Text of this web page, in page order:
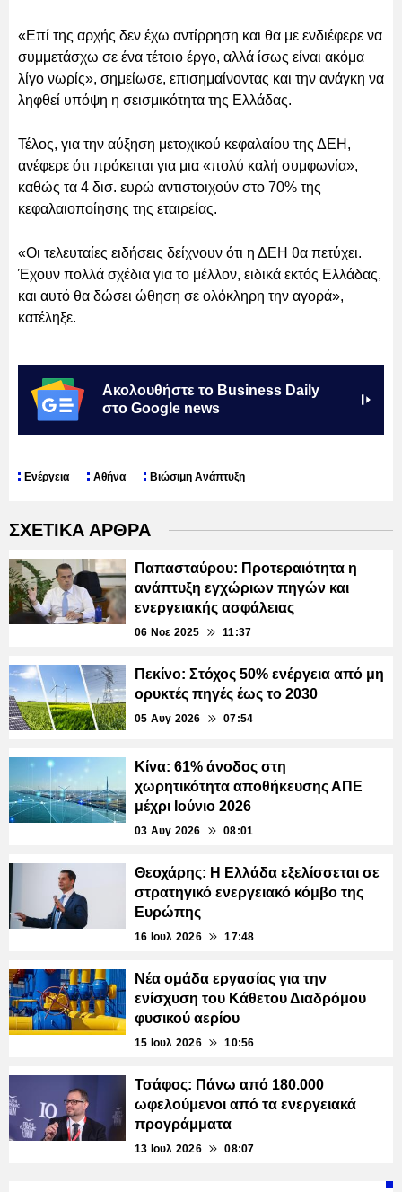
«Επί της αρχής δεν έχω αντίρρηση και θα με ενδιέφερε να
συμμετάσχω σε ένα τέτοιο έργο, αλλά ίσως είναι ακόμα
λίγο νωρίς», σημείωσε, επισημαίνοντας και την ανάγκη να
ληφθεί υπόψη η σεισμικότητα της Ελλάδας.
Τέλος, για την αύξηση μετοχικού κεφαλαίου της ΔΕΗ,
ανέφερε ότι πρόκειται για μια «πολύ καλή συμφωνία»,
καθώς τα 4 δισ. ευρώ αντιστοιχούν στο 70% της
κεφαλαιοποίησης της εταιρείας.
«Οι τελευταίες ειδήσεις δείχνουν ότι η ΔΕΗ θα πετύχει.
Έχουν πολλά σχέδια για το μέλλον, ειδικά εκτός Ελλάδας,
και αυτό θα δώσει ώθηση σε ολόκληρη την αγορά»,
κατέληξε.
Ακολουθήστε το Business Daily
στο Google news
Ενέργεια Αθήνα Βιώσιμη Ανάπτυξη
ΣΧΕΤΙΚΑ ΑΡΘΡΑ
Παπασταύρου: Προτεραιότητα η
ανάπτυξη εγχώριων πηγών και
ενεργειακής ασφάλειας
06 Νοε 2025 11:37
Πεκίνο: Στόχος 50% ενέργεια από μη
ορυκτές πηγές έως το 2030
05 Αυγ 2026 07:54
Κίνα: 61% άνοδος στη
χωρητικότητα αποθήκευσης ΑΠΕ
μέχρι Ιούνιο 2026
03 Αυγ 2026 08:01
Θεοχάρης: Η Ελλάδα εξελίσσεται σε
στρατηγικό ενεργειακό κόμβο της
Ευρώπης
16 Ιουλ 2026 17:48
Νέα ομάδα εργασίας για την
ενίσχυση του Κάθετου Διαδρόμου
φυσικού αερίου
15 Ιουλ 2026 10:56
Τσάφος: Πάνω από 180.000
ωφελούμενοι από τα ενεργειακά
προγράμματα
13 Ιουλ 2026 08:07